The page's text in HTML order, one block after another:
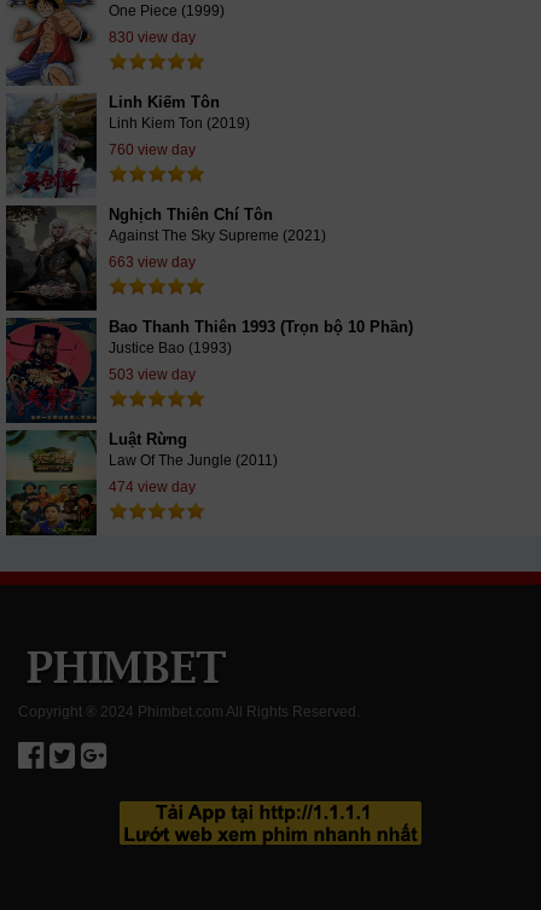
One Piece (1999)
830 view day
Linh Kiếm Tôn
Linh Kiem Ton (2019)
760 view day
Nghịch Thiên Chí Tôn
Against The Sky Supreme (2021)
663 view day
Bao Thanh Thiên 1993 (Trọn bộ 10 Phần)
Justice Bao (1993)
503 view day
Luật Rừng
Law Of The Jungle (2011)
474 view day
Copyright ® 2024 Phimbet.com All Rights Reserved.